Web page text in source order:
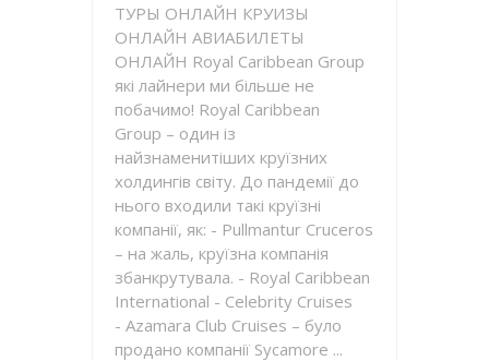
ТУРЫ ОНЛАЙН КРУИЗЫ
ОНЛАЙН АВИАБИЛЕТЫ
ОНЛАЙН Royal Caribbean Group
які лайнери ми більше не
побачимо! Royal Caribbean
Group – один із
найзнаменитіших круїзних
холдингів світу. До пандемії до
нього входили такі круїзні
компанії, як: - Pullmantur Cruceros
– на жаль, круїзна компанія
збанкрутувала. - Royal Caribbean
International - Celebrity Cruises
- Azamara Club Cruises – було
продано компанії Sycamore ...